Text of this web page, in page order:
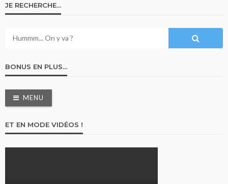
JE RECHERCHE…
BONUS EN PLUS…
MENU
ET EN MODE VIDÉOS !